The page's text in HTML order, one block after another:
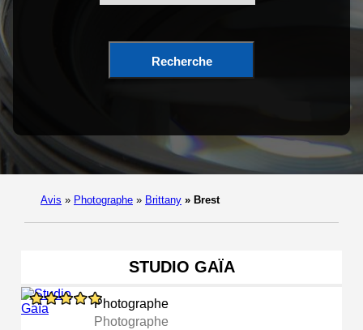
Recherche
Avis » Photographe » Brittany » Brest
STUDIO GAÏA
Photographe
Photographe